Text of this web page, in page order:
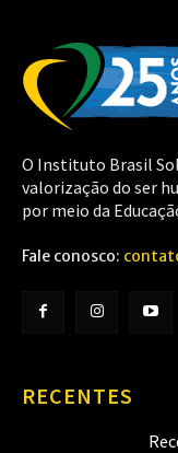
O Instituto Brasil
valorização do ser
por meio da
Fale conosco:
RECENTES